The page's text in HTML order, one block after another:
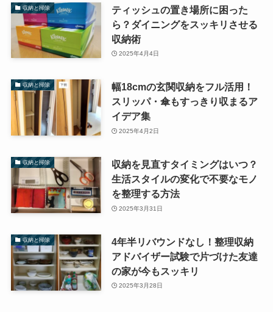
収納と掃除
ティッシュの置き場所に困った
ら？ダイニングをスッキリさせる
収納術
2025年4月4日
収納と掃除
幅18cmの玄関収納をフル活用！
スリッパ・傘もすっきり収まるア
イデア集
2025年4月2日
収納と掃除
収納を見直すタイミングはいつ？
生活スタイルの変化で不要なモノ
を整理する方法
2025年3月31日
収納と掃除
4年半リバウンドなし！整理収納
アドバイザー試験で片づけた友達
の家が今もスッキリ
2025年3月28日